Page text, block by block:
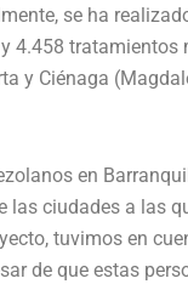
se ha
4.458 tratamientos
y Ciénaga
en
ciudades a las
tuvimos en
de que estas